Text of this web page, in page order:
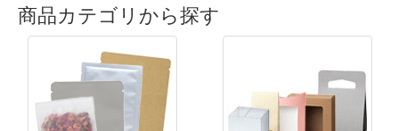
商品カテゴリから探す